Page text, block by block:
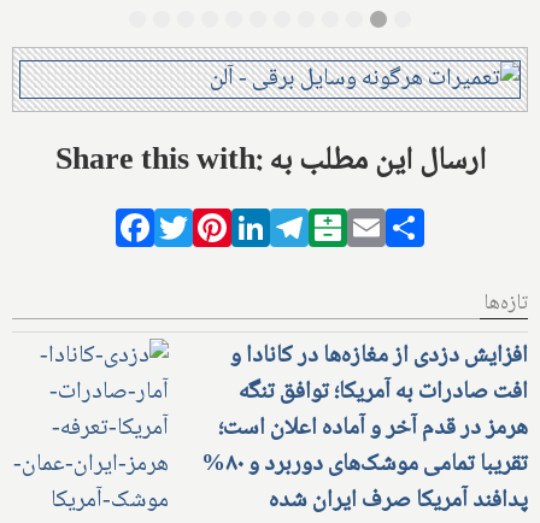
Share this with: ارسال این مطلب به
Facebook
TwitterPinterestLinkedIn
Telegram
Balatarin
Email
تازه‌ها
افزایش دزدی از مغازه‌ها در کانادا و
افت صادرات به آمریکا؛ توافق تنگه
هرمز در قدم آخر و آماده اعلان است؛
تقریبا تمامی موشک‌های دوربرد و ۸۰%
پدافند آمریکا صرف ایران شده